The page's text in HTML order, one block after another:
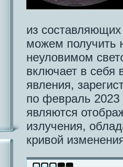
из
можем получить
неуловимом
включает в себя
явления,
по февраль 2023
являются
излучения,
кривой